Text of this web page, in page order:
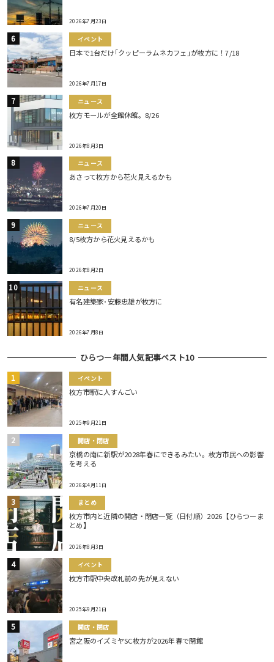
2026年7月23日
イベント
日本で1台だけ｢クッピーラムネカフェ｣が枚方に！7/18
2026年7月17日
ニュース
枚方モールが全館休館。8/26
2026年8月3日
ニュース
あさって枚方から花火見えるかも
2026年7月20日
ニュース
8/5枚方から花火見えるかも
2026年8月2日
ニュース
有名建築家･安藤忠雄が枚方に
2026年7月8日
ひらつー年間人気記事ベスト10
イベント
枚方市駅に人すんごい
2025年9月21日
開店・閉店
京橋の南に新駅が2028年春にできるみたい。枚方市民への影響
を考える
2026年4月11日
まとめ
枚方市内と近隣の開店・閉店一覧（日付順）2026【ひらつーま
とめ】
2026年8月3日
イベント
枚方市駅中央改札前の先が見えない
2025年9月21日
開店・閉店
宮之阪のイズミヤSC枚方が2026年春で閉館